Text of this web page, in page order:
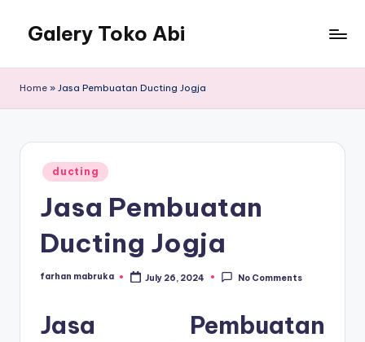
Galery Toko Abi
Home » Jasa Pembuatan Ducting Jogja
Posted
in
ducting
Jasa Pembuatan
Ducting Jogja
Posted
farhan mabruka July 26, 2024 No Comments
Jasa Pembuatan